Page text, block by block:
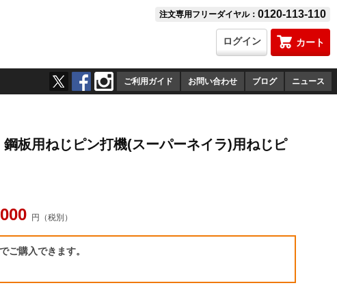
注文専用フリーダイヤル： 0120-113-110
カート
ログイン
ご利用ガイド お問い合わせ ブログ ニュース
用ねじピン打機(スーパーネイラ)用ねじピ
円（税別）
ご購入できます。